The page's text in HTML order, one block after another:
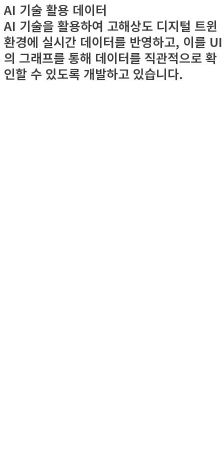
AI 기술 활용 데이터
AI 기술을 활용하여 고해상도 디지털 트윈
환경에 실시간 데이터를 반영하고, 이를 UI
의 그래프를 통해 데이터를 직관적으로 확
인할 수 있도록 개발하고 있습니다.